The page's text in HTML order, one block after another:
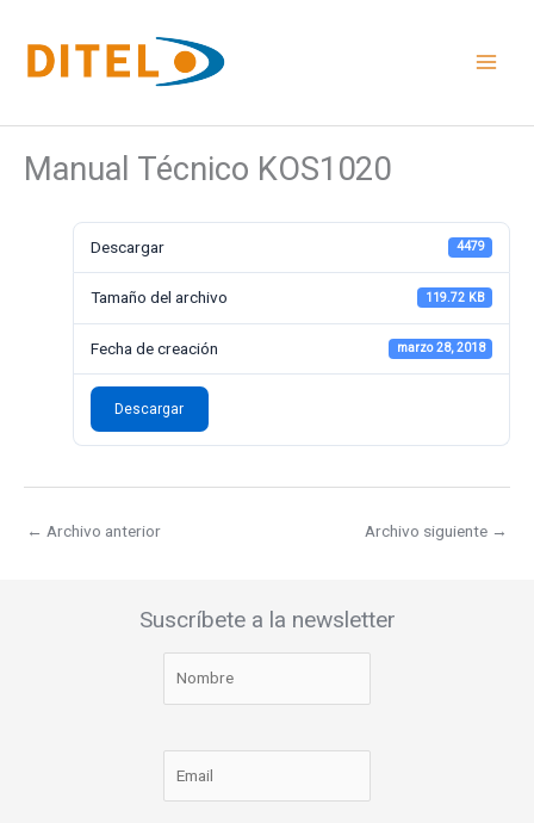
contenido
Manual Técnico KOS1020
Descargar 4479
Tamaño del archivo 119.72 KB
Fecha de creación marzo 28, 2018
Descargar
← Archivo anterior Archivo siguiente →
Suscríbete a la newsletter